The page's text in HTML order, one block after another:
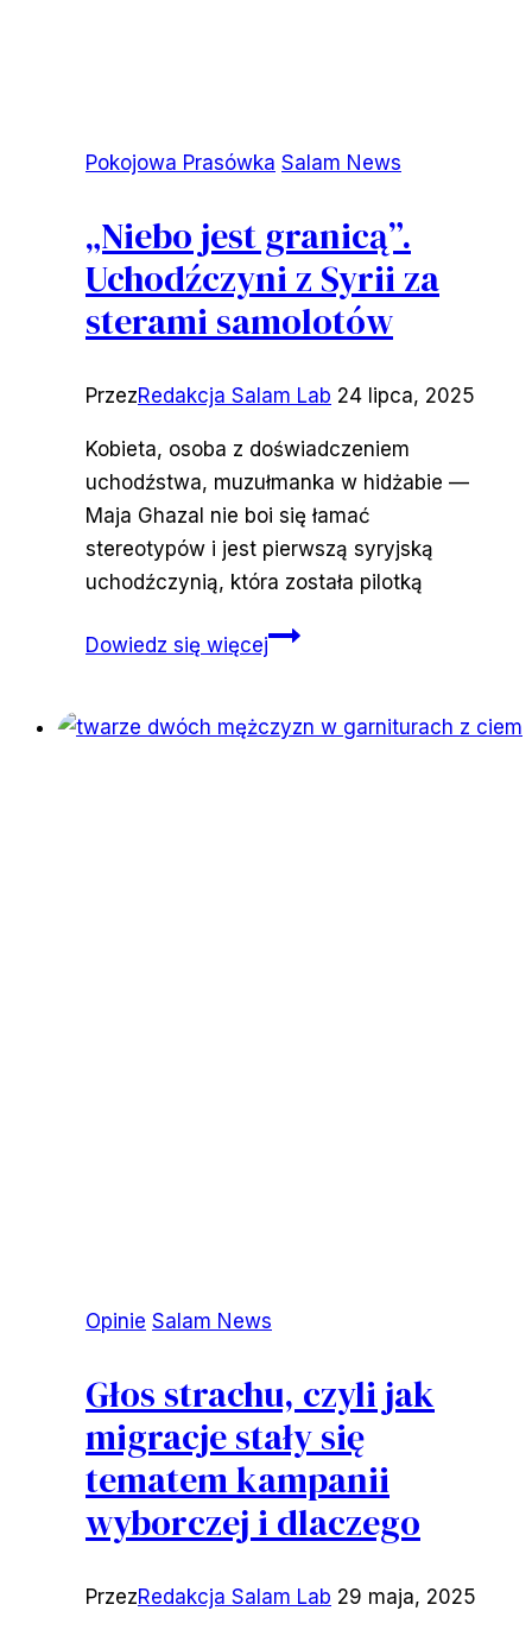
Pokojowa Prasówka Salam News
„Niebo jest granicą”.
Uchodźczyni z Syrii za
sterami samolotów
PrzezRedakcja Salam Lab 24 lipca, 2025
Kobieta, osoba z doświadczeniem
uchodźstwa, muzułmanka w hidżabie —
Maja Ghazal nie boi się łamać
stereotypów i jest pierwszą syryjską
uchodźczynią, która została pilotką
Dowiedz się więcej„Niebo
Uchodźczyni
Opinie Salam News
Głos strachu, czyli jak
migracje stały się
tematem kampanii
wyborczej i dlaczego
PrzezRedakcja Salam Lab 29 maja, 2025